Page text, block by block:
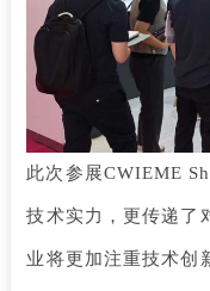
此次参展CWIEME
技术实力，更传递了
业将更加注重技术创